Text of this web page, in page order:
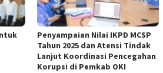
Penyampaian Nilai IKPD MCSP
Tahun 2025 dan Atensi Tindak
Lanjut Koordinasi Pencegahan
Korupsi di Pemkab OKI